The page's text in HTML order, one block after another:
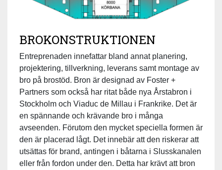
BROKONSTRUKTIONEN
Entreprenaden innefattar bland annat planering,
projektering, tillverkning, leverans samt montage av
bro på brostöd. Bron är designad av Foster +
Partners som också har ritat både nya Årstabron i
Stockholm och Viaduc de Millau i Frankrike. Det är
en spännande och krävande bro i många
avseenden. Förutom den mycket speciella formen är
den är placerad lågt. Det innebär att den riskerar att
utsättas för brand, antingen i båtarna i Slusskanalen
eller från fordon under den. Detta har krävt att bron